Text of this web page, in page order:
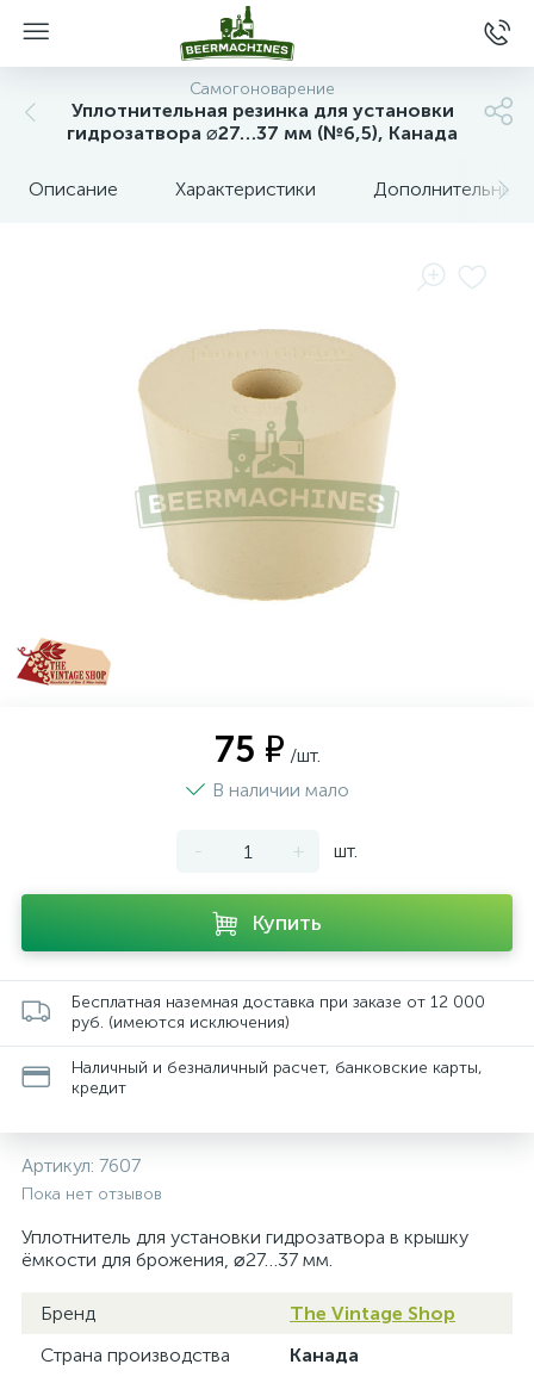
Самогоноварение
Уплотнительная резинка для установки
гидрозатвора ⌀27…37 мм (№6,5), Канада
Описание Характеристики Дополнительные
75 ₽ /шт.
В наличии мало
- + шт.
Купить
Бесплатная наземная доставка при заказе от 12 000
руб. (имеются исключения)
Наличный и безналичный расчет, банковские карты,
кредит
Артикул: 7607
Пока нет отзывов
Уплотнитель для установки гидрозатвора в крышку
ёмкости для брожения, ⌀27…37 мм.
Бренд
The Vintage Shop
Страна производства
Канада